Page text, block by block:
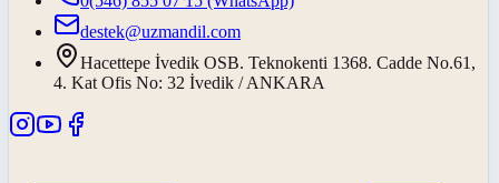
destek@uzmandil.com
Hacettepe İvedik OSB. Teknokenti 1368. Cadde No.61,
4. Kat Ofis No: 32 İvedik / ANKARA